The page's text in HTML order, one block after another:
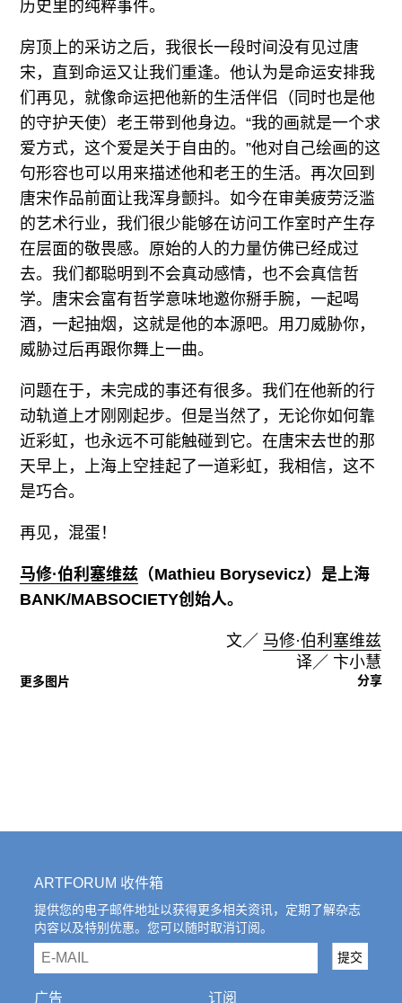
历史里的纯粹事件。
房顶上的采访之后，我很长一段时间没有见过唐
宋，直到命运又让我们重逢。他认为是命运安排我
们再见，就像命运把他新的生活伴侣（同时也是他
的守护天使）老王带到他身边。“我的画就是一个求
爱方式，这个爱是关于自由的。”他对自己绘画的这
句形容也可以用来描述他和老王的生活。再次回到
唐宋作品前面让我浑身颤抖。如今在审美疲劳泛滥
的艺术行业，我们很少能够在访问工作室时产生存
在层面的敬畏感。原始的人的力量仿佛已经成过
去。我们都聪明到不会真动感情，也不会真信哲
学。唐宋会富有哲学意味地邀你掰手腕，一起喝
酒，一起抽烟，这就是他的本源吧。用刀威胁你，
威胁过后再跟你舞上一曲。
问题在于，未完成的事还有很多。我们在他新的行
动轨道上才刚刚起步。但是当然了，无论你如何靠
近彩虹，也永远不可能触碰到它。在唐宋去世的那
天早上，上海上空挂起了一道彩虹，我相信，这不
是巧合。
再见，混蛋！
马修·伯利塞维兹 （Mathieu Borysevicz）是上海
BANK/MABSOCIETY创始人。
文／ 马修·伯利塞维兹
译／ 卞小慧
更多图片 分享
ARTFORUM 收件箱
提供您的电子邮件地址以获得更多相关资讯，定期了解杂志
内容以及特别优惠。您可以随时取消订阅。
email 提交
广告 订阅